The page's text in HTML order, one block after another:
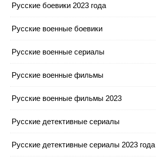
Русские боевики 2023 года
Русские военные боевики
Русские военные сериалы
Русские военные фильмы
Русские военные фильмы 2023
Русские детективные сериалы
Русские детективные сериалы 2023 года